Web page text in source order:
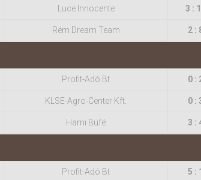
Luce Innocente 3 :
Rém Dream Team 2 :
Profit-Adó Bt 0 :
KLSE-Agro-Center Kft. 0 :
Hami Büfé 3 :
Profit-Adó Bt 5 : 1